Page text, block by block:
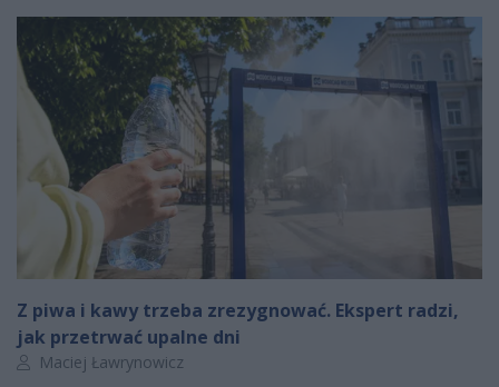
Z piwa i kawy trzeba zrezygnować. Ekspert radzi,
jak przetrwać upalne dni
Autor artykułu:
Maciej Ławrynowicz